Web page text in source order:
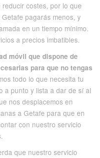
costes, por lo que
pagarás menos, y
en un tiempo mínimo.
a precios imbatibles.
móvil que dispone de
para que no tengas
todo lo que necesita tu
a punto y lista a dar de sí al
nos desplacemos en
a Getafe para que en
con nuestro servicio
que nuestro servicio